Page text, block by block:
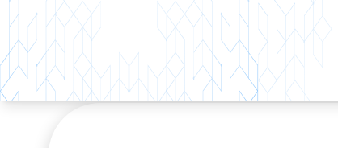
Главная/Каталог Hyundai Sonata 2.0 Premium Plus 2WD